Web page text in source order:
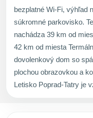
bezplatné Wi-Fi, výhľad
súkromné parkovisko.
nachádza 39 km od
42 km od miesta
dovolenkový dom so
plochou obrazovkou a
Letisko Poprad-Tatry je